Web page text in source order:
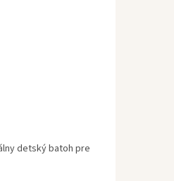
detský batoh pre